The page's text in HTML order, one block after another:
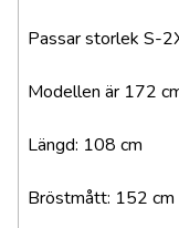
Passar storlek S-
Modellen är 172
Längd: 108 cm
Bröstmått: 152 cm